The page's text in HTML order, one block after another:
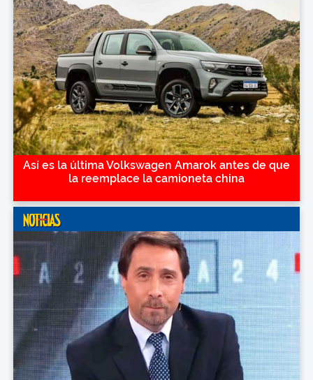
Así es la última Volkswagen Amarok antes de que
la reemplace la camioneta china